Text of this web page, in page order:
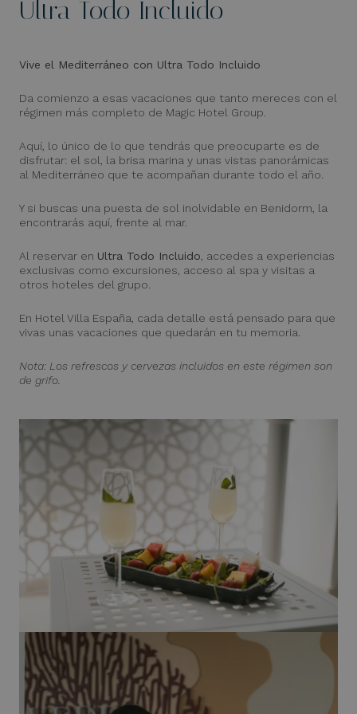
Ultra Todo Incluido
Vive el Mediterráneo con Ultra Todo Incluido
Da comienzo a esas vacaciones que tanto mereces con el
régimen más completo de Magic Hotel Group.
Aquí, lo único de lo que tendrás que preocuparte es de
disfrutar: el sol, la brisa marina y unas vistas panorámicas
al Mediterráneo que te acompañan durante todo el año.
Y si buscas una puesta de sol inolvidable en Benidorm, la
encontrarás aquí, frente al mar.
Al reservar en Ultra Todo Incluido , accedes a experiencias
exclusivas como excursiones, acceso al spa y visitas a
otros hoteles del grupo.
En Hotel Villa España, cada detalle está pensado para que
vivas unas vacaciones que quedarán en tu memoria.
Nota: Los refrescos y cervezas incluidos en este régimen son
de grifo.